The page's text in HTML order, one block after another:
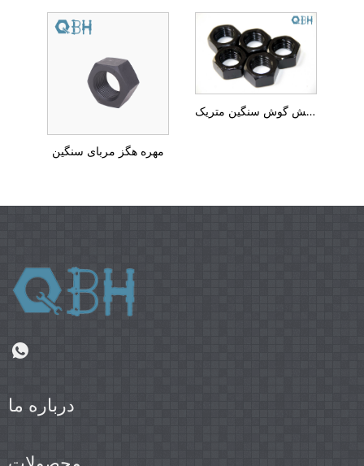
مهره هگز مربای سنگین
مهره شش گوش سنگین متریک DIN934
درباره ما